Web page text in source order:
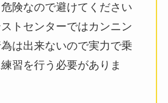
険なので避けてください
トセンターではカンニン
は出来ないので実力で乗
習を行う必要がありま